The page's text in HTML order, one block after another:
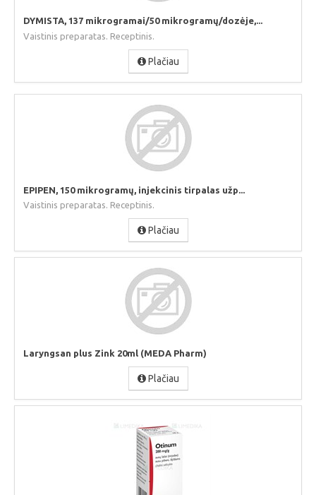
DYMISTA, 137 mikrogramai/50 mikrogramų/dozėje,...
Vaistinis preparatas. Receptinis.
Plačiau
EPIPEN, 150 mikrogramų, injekcinis tirpalas užp...
Vaistinis preparatas. Receptinis.
Plačiau
Laryngsan plus Zink 20ml (MEDA Pharm)
Plačiau